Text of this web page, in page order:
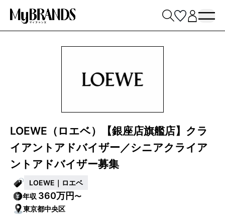
LOEWE（ロエベ）【銀座店旗艦店】クラ
イアントアドバイザー／シニアクライア
ントアドバイザー募集
LOEWE｜ロエベ
年収 360万円〜
東京都中央区